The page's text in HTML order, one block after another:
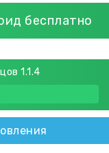
бесплатно
1.1.4